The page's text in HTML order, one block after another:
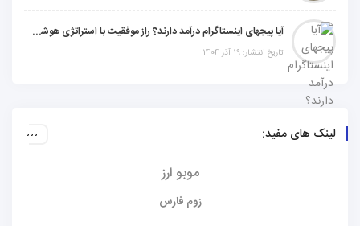
آیا پیجهای اینستاگرام درآمد دارند؟ راز موفقیت با استراتژی هوشمندانه
تاریخ انتشار: 19 آذر 1404
لینک های مفید:
موبو ارز
زوم فارس